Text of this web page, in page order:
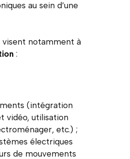
au sein d’une
visent notamment à
:
(intégration
vidéo, utilisation
etc.) ;
électriques
de mouvements